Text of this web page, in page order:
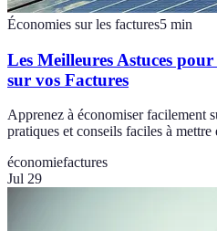
Économies sur les factures5 min
Les Meilleures Astuces
sur vos Factures
Apprenez à économiser facilement
pratiques et conseils faciles à
économiefactures
Jul 29